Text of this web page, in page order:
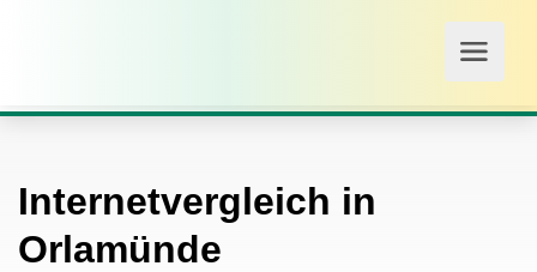
Internetvergleich in
Orlamünde